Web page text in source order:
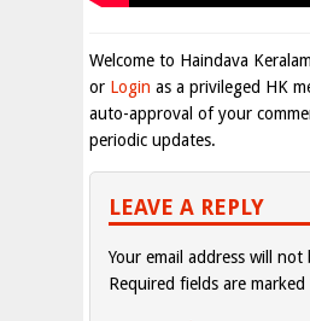
Welcome to Haindava
or Login as a privileged HK
auto-approval of your
periodic updates.
LEAVE A REPLY
Your email address will not
Required fields are marked